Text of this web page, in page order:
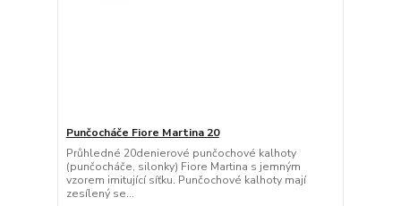
Punčocháče Fiore Martina 20
Průhledné 20denierové punčochové kalhoty
(punčocháče, silonky) Fiore Martina s jemným
vzorem imitující síťku. Punčochové kalhoty mají
zesílený se...